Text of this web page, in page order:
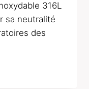
316L
sa neutralité
des